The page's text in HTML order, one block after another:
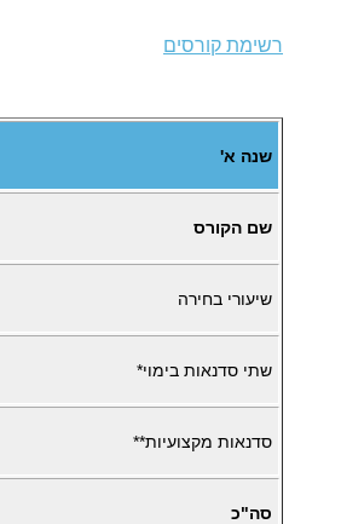
רשימת קורסים
שנה א'
שם הקורס
שיעורי בחירה
שתי סדנאות בימוי*
סדנאות מקצועיות**
סה"כ